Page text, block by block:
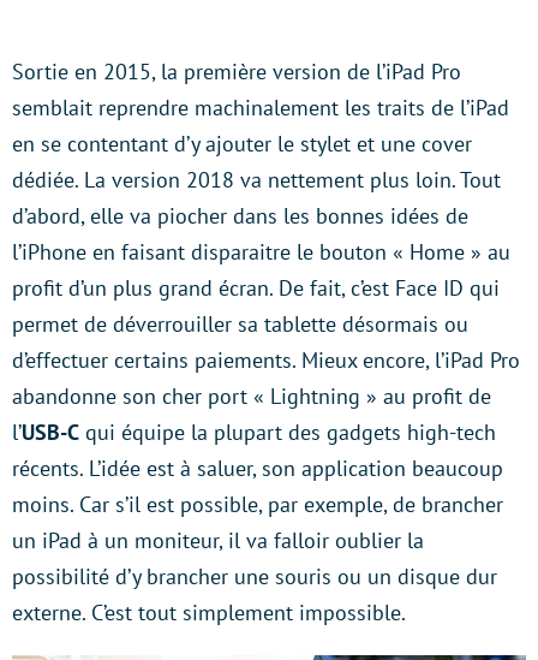
Sortie en 2015, la première version de l’iPad Pro
semblait reprendre machinalement les traits de l’iPad
en se contentant d’y ajouter le stylet et une cover
dédiée. La version 2018 va nettement plus loin. Tout
d’abord, elle va piocher dans les bonnes idées de
l’iPhone en faisant disparaitre le bouton « Home » au
profit d’un plus grand écran. De fait, c’est Face ID qui
permet de déverrouiller sa tablette désormais ou
d’effectuer certains paiements. Mieux encore, l’iPad Pro
abandonne son cher port « Lightning » au profit de
l’USB-C qui équipe la plupart des gadgets high-tech
récents. L’idée est à saluer, son application beaucoup
moins. Car s’il est possible, par exemple, de brancher
un iPad à un moniteur, il va falloir oublier la
possibilité d’y brancher une souris ou un disque dur
externe. C’est tout simplement impossible.